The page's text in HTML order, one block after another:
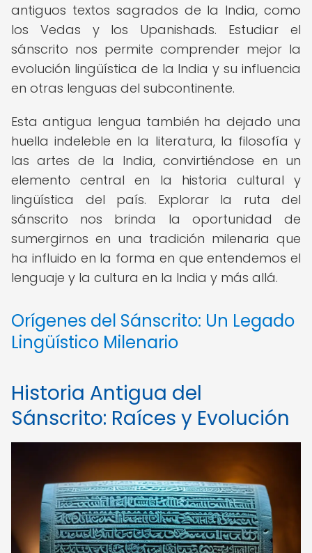
antiguos textos sagrados de la India, como
los Vedas y los Upanishads. Estudiar el
sánscrito nos permite comprender mejor la
evolución lingüística de la India y su influencia
en otras lenguas del subcontinente.
Esta antigua lengua también ha dejado una
huella indeleble en la literatura, la filosofía y
las artes de la India, convirtiéndose en un
elemento central en la historia cultural y
lingüística del país. Explorar la ruta del
sánscrito nos brinda la oportunidad de
sumergirnos en una tradición milenaria que
ha influido en la forma en que entendemos el
lenguaje y la cultura en la India y más allá.
Orígenes del Sánscrito: Un Legado
Lingüístico Milenario
Historia Antigua del
Sánscrito: Raíces y Evolución